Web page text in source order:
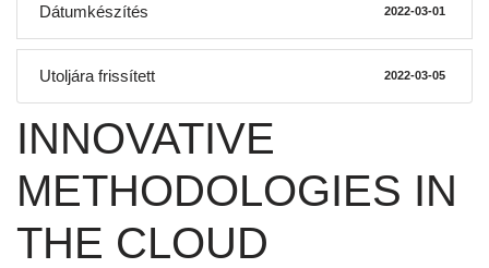
Dátumkészítés 2022-03-01
Utoljára frissített 2022-03-05
INNOVATIVE
METHODOLOGIES IN
THE CLOUD